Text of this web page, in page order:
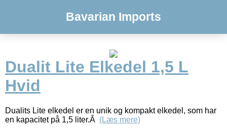
Bavarian Imports
Dualit Lite Elkedel 1,5 L
Hvid
Dualits Lite elkedel er en unik og kompakt elkedel, som har
en kapacitet på 1,5 liter.Â (Læs mere)